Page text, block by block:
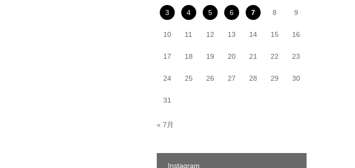
3 4 5 6 7 8 9
10 11 12 13 14 15 16
17 18 19 20 21 22 23
24 25 26 27 28 29 30
31
« 7月
Instagram